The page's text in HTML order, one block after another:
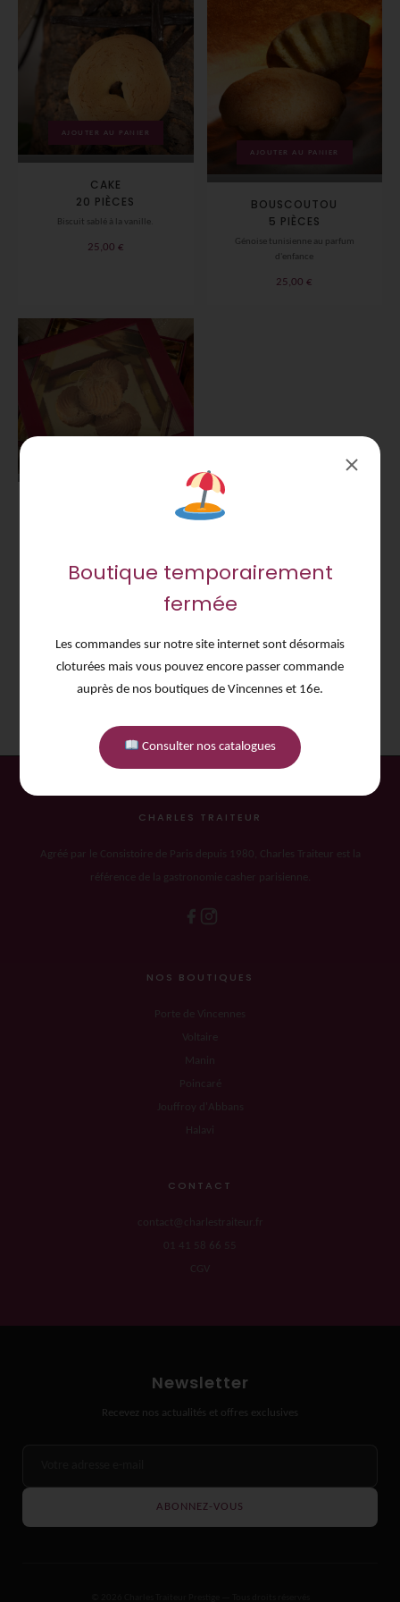
Boutique temporairement
fermée
Les commandes sur notre site internet sont désormais
cloturées mais vous pouvez encore passer commande
auprès de nos boutiques de Vincennes et 16e.
Consulter nos catalogues
AJOUTER AU PANIER
CAKE
20 PIÈCES
Biscuit sablé à la vanille.
25,00 €
AJOUTER AU PANIER
BOUSCOUTOU
5 PIÈCES
Génoise tunisienne au parfum
d'enfance
25,00€
20,00 €
CHARLES TRAITEUR
Agréé par le Consistoire de Paris depuis 1980, Charles Traiteur est la
référence de la gastronomie casher parisienne.
NOS BOUTIQUES
Porte de Vincennes
Voltaire
Manin
Poincaré
Jouffroy d'Abbans
Halavi
CONTACT
contact@charlestraiteur.fr
01 41 58 66 55
CGV
Newsletter
Recevez nos actualités et offres exclusives
ABONNEZ-VOUS